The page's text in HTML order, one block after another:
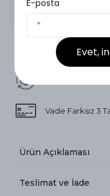
2.000₺ ve
Vade Farksız 3
Ürün Açıklaması
Teslimat ve İade
E-posta
Evet,